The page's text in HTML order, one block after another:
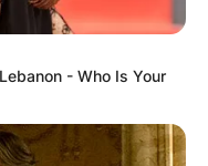
- Who Is Your